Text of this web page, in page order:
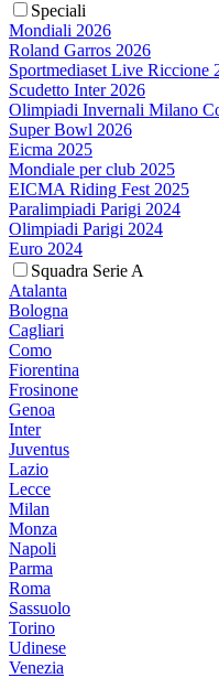
Speciali
Mondiali 2026
Roland Garros 2026
Sportmediaset Live Riccione
Scudetto Inter 2026
Olimpiadi Invernali Milano
Super Bowl 2026
Eicma 2025
Mondiale per club 2025
EICMA Riding Fest 2025
Paralimpiadi Parigi 2024
Olimpiadi Parigi 2024
Euro 2024
Squadra Serie A
Atalanta
Bologna
Cagliari
Como
Fiorentina
Frosinone
Genoa
Inter
Juventus
Lazio
Lecce
Milan
Monza
Napoli
Parma
Roma
Sassuolo
Torino
Udinese
Venezia